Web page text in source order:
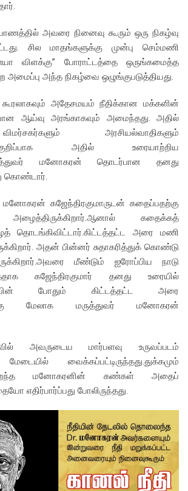
அவரை நினைவு கூரும் ஒரு நிகழ்வு
சில மாதங்களுக்கு முன்பு செம்மணி
விளக்கு” போராட்டத்தை ஒருங்கமைத்த
அந்த நிகழ்வை ஒழுங்குபடுத்தியது.
அதேசமயம் நீதிக்கான மக்களின்
ஆய்வு அரங்காகவும் அமைந்தது. அதில்
அரசியல்வாதிகளும்
அதில் உரையாற்றிய
மனோகரன் தொடர்பான தனது
கொண்டார்.
கஜேந்திரகுமாருடன் கதைப்பதற்கு
அழைத்திருக்கிறார்.ஆனால் கதைக்கத்
தொடங்கிவிட்டார்.கிட்டத்தட்ட அரை மணி
அதன் பின்னர் சுதாகரித்துக் கொண்டு
மீண்டும் ஐரோப்பிய நாடு
கஜேந்திரகுமார் தனது உரையில்
போதும் கிட்டத்தட்ட அரை
மேலாக மருத்துவர் மனோகரன்
அவருடைய மார்பளவு உருவப்படம்
மேடையில் வைக்கப்பட்டிருந்தது.துக்கமும்
மனோகரனின் கண்கள் அதைப்
எதிர்பார்ப்பது போலிருந்தது.